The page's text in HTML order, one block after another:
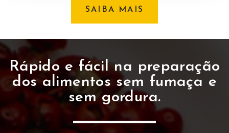
SAIBA MAIS
Rápido e fácil na preparação
dos alimentos sem fumaça e
sem gordura.